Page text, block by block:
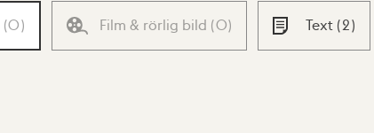
(0) Film & rörlig bild (0) Text (2)